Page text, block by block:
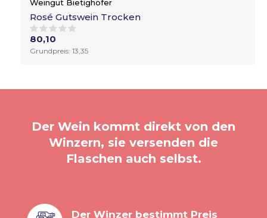
Weingut Bietighöfer
Rosé Gutswein Trocken
80,10
Grundpreis: 13,35
Der Wein kommt direkt von den
Winzern, sie versenden die
Flaschen auch selbst.
Der Winzer bestimmt Preis